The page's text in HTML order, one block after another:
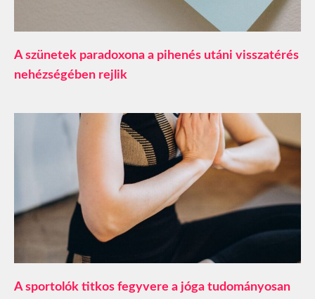
A szünetek paradoxona a pihenés utáni visszatérés
nehézségében rejlik
A sportolók titkos fegyvere a jóga tudományosan